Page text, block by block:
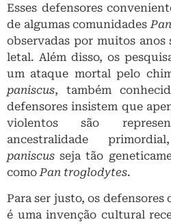
Esses defensores
de algumas comunidades
observadas por muitos anos
letal. Além disso, os
um ataque mortal pelo
paniscus, também
defensores insistem que
violentos são
ancestralidade
paniscus seja tão
como Pan troglodytes.
Para ser justo, os defensores
é uma invenção cultural